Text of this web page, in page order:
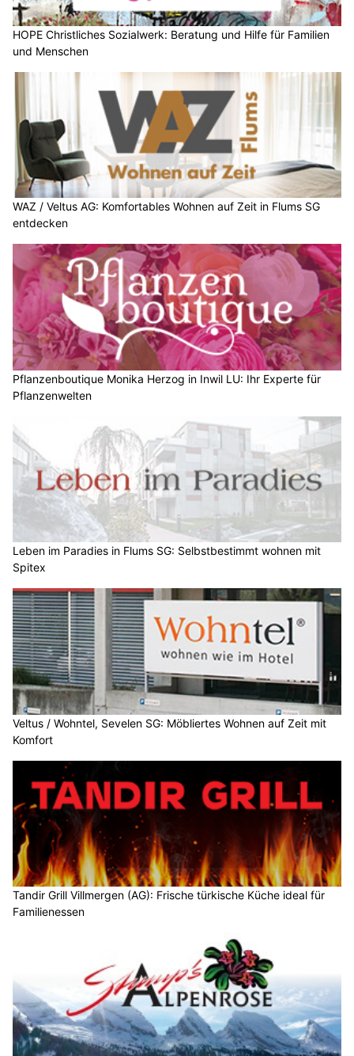
HOPE Christliches Sozialwerk: Beratung und Hilfe für Familien
und Menschen
WAZ / Veltus AG: Komfortables Wohnen auf Zeit in Flums SG
entdecken
Pflanzenboutique Monika Herzog in Inwil LU: Ihr Experte für
Pflanzenwelten
Leben im Paradies in Flums SG: Selbstbestimmt wohnen mit
Spitex
Veltus / Wohntel, Sevelen SG: Möbliertes Wohnen auf Zeit mit
Komfort
Tandir Grill Villmergen (AG): Frische türkische Küche ideal für
Familienessen